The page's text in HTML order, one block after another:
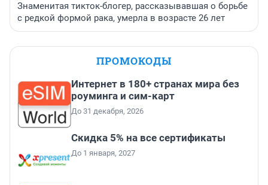
Знаменитая тикток-блогер, рассказывавшая о борьбе
с редкой формой рака, умерла в возрасте 26 лет
ПРОМОКОДЫ
Интернет в 180+ странах мира без
роуминга и сим-карт
До 31 декабря, 2026
Скидка 5% на все сертификаты
До 1 января, 2027